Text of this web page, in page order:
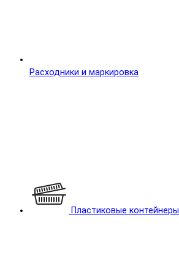
Расходники и маркировка
Пластиковые контейнеры